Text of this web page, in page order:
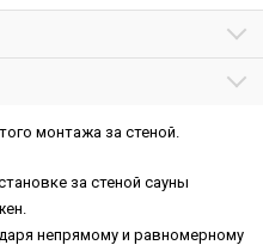
монтажа за стеной.
за стеной сауны
непрямому и равномерному